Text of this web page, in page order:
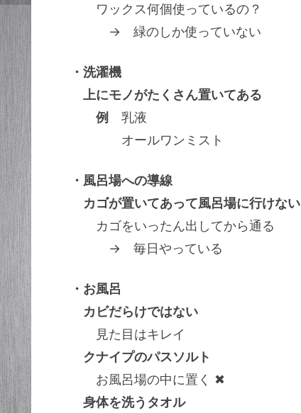
ワックス何個使っているの？
→ 緑のしか使っていない
・洗濯機
上にモノがたくさん置いてある
例 乳液
オールワンミスト
・風呂場への導線
カゴが置いてあって風呂場に行けない
カゴをいったん出してから通る
→ 毎日やっている
・お風呂
カビだらけではない
見た目はキレイ
クナイプのパスソルト
お風呂場の中に置く ✖
身体を洗うタオル